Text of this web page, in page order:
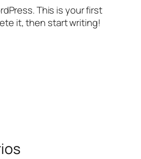
This is your first
it, then start writing!